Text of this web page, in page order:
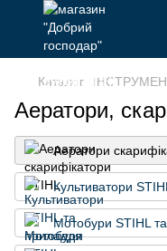
Каталог
Аератори,
Аератори
Культиватори
Мотобури STIHL